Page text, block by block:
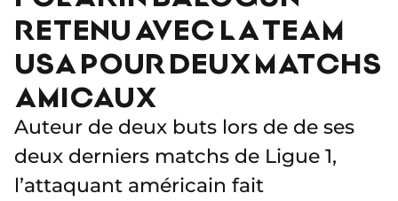
RETENU AVEC LA TEAM
USA POUR DEUX MATCHS
AMICAUX
Auteur de deux buts lors de de ses
deux derniers matchs de Ligue 1,
l’attaquant américain fait